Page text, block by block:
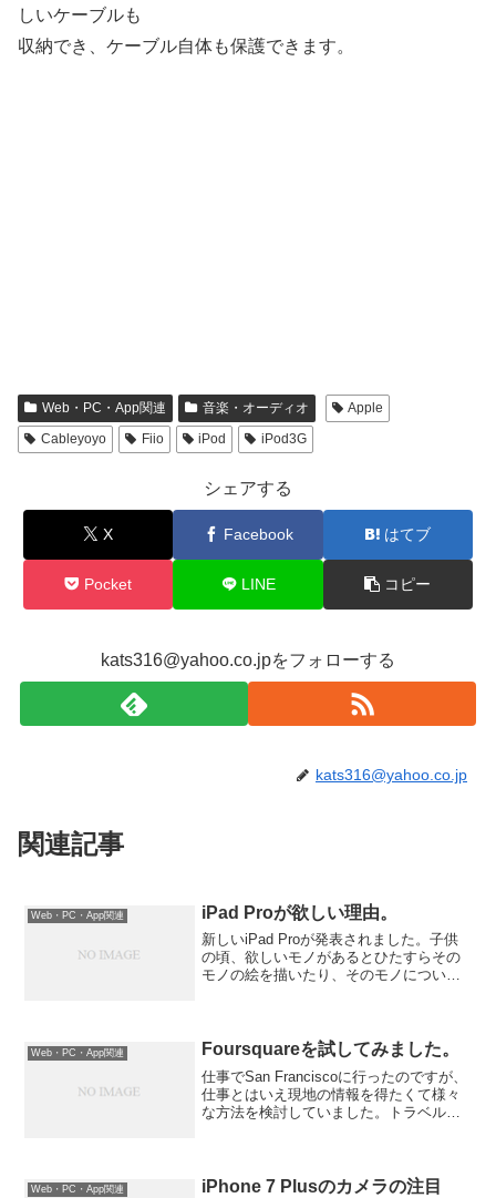
しいケーブルも
収納でき、ケーブル自体も保護できます。
Web・PC・App関連 音楽・オーディオ
Apple
Cableyoyo
Fiio iPod iPod3G
シェアする
X Facebook はてブ
Pocket LINE コピー
kats316@yahoo.co.jpをフォローする
kats316@yahoo.co.jp
関連記事
Web・PC・App関連 iPad Proが欲しい理由。
新しいiPad Proが発表されました。子供
の頃、欲しいモノがあるとひたすらその
モノの絵を描いたり、そのモノについて
Web・PC・App関連 Foursquareを試してみました。
仕事でSan Franciscoに行ったのですが、
仕事とはいえ現地の情報を得たくて様々
な方法を検討していました。トラベルガ
い...
Web・PC・App関連
iPhone 7 Plusのカメラの注目